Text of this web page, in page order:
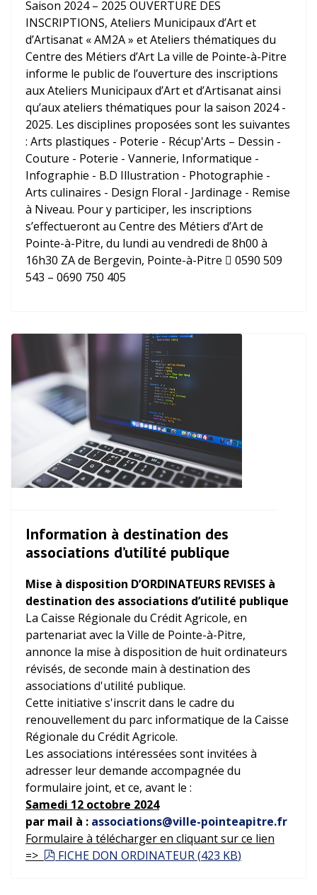
Saison 2024 – 2025 OUVERTURE DES
INSCRIPTIONS, Ateliers Municipaux d’Art et
d’Artisanat « AM2A » et Ateliers thématiques du
Centre des Métiers d’Art La ville de Pointe-à-Pitre
informe le public de l’ouverture des inscriptions
aux Ateliers Municipaux d’Art et d’Artisanat ainsi
qu’aux ateliers thématiques pour la saison 2024 -
2025. Les disciplines proposées sont les suivantes
: Arts plastiques - Poterie - Récup'Arts – Dessin -
Couture - Poterie - Vannerie, Informatique -
Infographie - B.D Illustration - Photographie -
Arts culinaires - Design Floral - Jardinage - Remise
à Niveau. Pour y participer, les inscriptions
s’effectueront au Centre des Métiers d’Art de
Pointe-à-Pitre, du lundi au vendredi de 8h00 à
16h30 ZA de Bergevin, Pointe-à-Pitre  0590 509
543 – 0690 750 405
Information à destination des
associations d’utilité publique
Mise à disposition D’ORDINATEURS REVISES à
destination des associations d’utilité publique
La Caisse Régionale du Crédit Agricole, en
partenariat avec la Ville de Pointe-à-Pitre,
annonce la mise à disposition de huit ordinateurs
révisés, de seconde main à destination des
associations d'utilité publique.
Cette initiative s'inscrit dans le cadre du
renouvellement du parc informatique de la Caisse
Régionale du Crédit Agricole.
Les associations intéressées sont invitées à
adresser leur demande accompagnée du
formulaire joint, et ce, avant le :
Samedi 12 octobre 2024
par mail à : associations@ville-pointeapitre.fr
Formulaire à télécharger en cliquant sur ce lien
=>
pdf
FICHE DON ORDINATEUR(423 KB)